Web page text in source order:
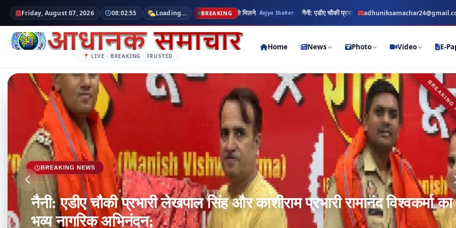
Friday, August 07, 2026 08:02:57 Loading… BREAKING
सड़क हादसे में दर्दनाक मौत, झांसी जेल जा रहे थे परिवार से मिलने Rajya Shaher नैनी: एडीए चौकी प्रभारी लेखपाल सिंह और काशीराम प्रभारी रामानंद विश्वकर्मा का भव्य नागरिक अभिनंदन;
📍 LIVE · BREAKING · TRUSTED
Home News Photo Video E-
BREAKING NEWS
नैनी: एडीए चौकी प्रभारी लेखपाल सिंह और काशीराम प्रभारी रामानंद विश्वकर्मा का
भव्य नागरिक अभिनंदन;